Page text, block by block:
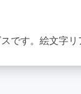
です。絵文字